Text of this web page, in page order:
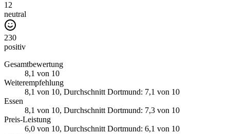
12
neutral
230
positiv
Gesamtbewertung
8,1 von 10
Weiterempfehlung
8,1 von 10, Durchschnitt Dortmund: 7,1 von 10
Essen
8,1 von 10, Durchschnitt Dortmund: 7,3 von 10
Preis-Leistung
6,0 von 10, Durchschnitt Dortmund: 6,1 von 10